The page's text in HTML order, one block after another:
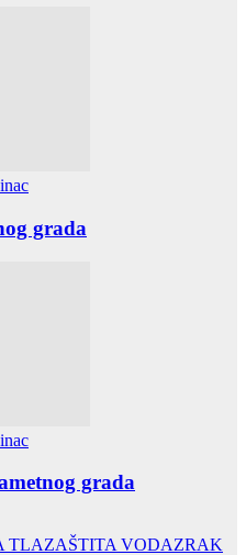
grada
grada
TLAZAŠTITA VODAZRAK